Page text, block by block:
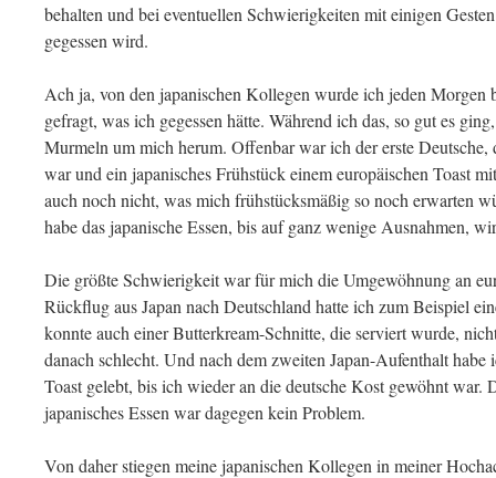
behalten und bei eventuellen Schwierigkeiten mit einigen
gegessen wird.
Ach ja, von den japanischen Kollegen wurde ich jeden
gefragt, was ich gegessen hätte. Während ich das, so gut es
Murmeln um mich herum. Offenbar war ich der erste Deutsche,
war und ein japanisches Frühstück einem europäischen Toast
auch noch nicht, was mich frühstücksmäßig so noch erwarten
habe das japanische Essen, bis auf ganz wenige Ausnahmen,
Die größte Schwierigkeit war für mich die Umgewöhnung an
Rückflug aus Japan nach Deutschland hatte ich zum Beispiel
konnte auch einer Butterkream-Schnitte, die serviert wurde,
danach schlecht. Und nach dem zweiten Japan-Aufenthalt
Toast gelebt, bis ich wieder an die deutsche Kost gewöhnt war.
japanisches Essen war dagegen kein Problem.
Von daher stiegen meine japanischen Kollegen in meiner